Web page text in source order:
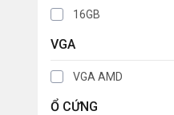
16GB
VGA
VGA AMD
Ổ CỨNG